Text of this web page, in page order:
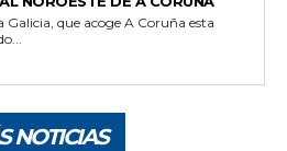
Galicia, que acoge A Coruña esta
NOTICIAS